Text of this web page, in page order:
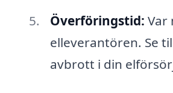
Överföringstid: Var
elleverantören. Se
avbrott i din